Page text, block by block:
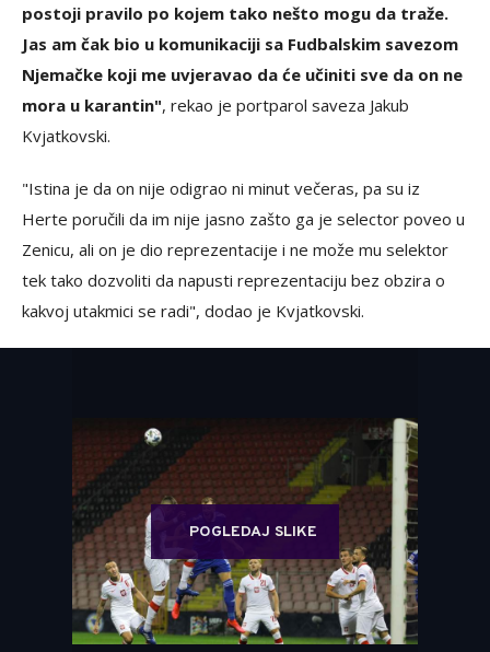
postoji pravilo po kojem tako nešto mogu da traže.
Jas am čak bio u komunikaciji sa Fudbalskim savezom
Njemačke koji me uvjeravao da će učiniti sve da on ne
mora u karantin", rekao je portparol saveza Jakub
Kvjatkovski.
"Istina je da on nije odigrao ni minut večeras, pa su iz
Herte poručili da im nije jasno zašto ga je selector poveo u
Zenicu, ali on je dio reprezentacije i ne može mu selektor
tek tako dozvoliti da napusti reprezentaciju bez obzira o
kakvoj utakmici se radi", dodao je Kvjatkovski.
POGLEDAJ SLIKE